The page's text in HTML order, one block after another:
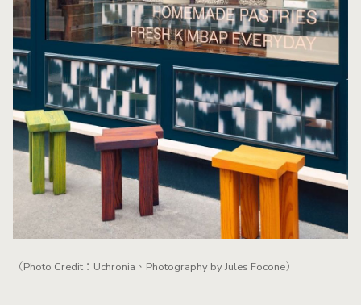
（Photo Credit：Uchronia、Photography by Jules Focone）